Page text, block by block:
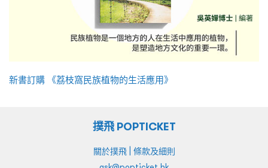
新書訂購 《荔枝窩民族植物的生活應用》
撲飛 POPTICKET
關於撲飛| 條款及細則